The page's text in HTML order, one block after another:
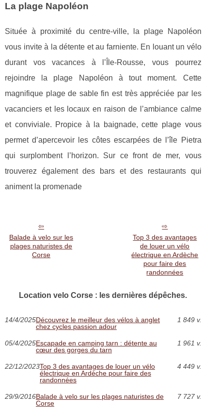
La plage Napoléon
Située à proximité du centre-ville, la plage Napoléon
vous invite à la détente et au farniente. En louant un vélo
durant vos vacances à l’Île-Rousse, vous pourrez
rejoindre la plage Napoléon à tout moment. Cette
magnifique plage de sable fin est très appréciée par les
vacanciers et les locaux en raison de l’ambiance calme
et conviviale. Propice à la baignade, cette plage vous
permet d’apercevoir les côtes escarpées de l’île Pietra
qui surplombent l’horizon. Sur ce front de mer, vous
trouverez également des bars et des restaurants qui
animent la promenade
Balade à velo sur les
plages naturistes de
Corse
Top 3 des avantages
de louer un vélo
électrique en Ardèche
pour faire des
randonnées
Location velo Corse : les dernières dépêches.
14/4/2025Découvrez le meilleur des vélos à anglet
chez cycles passion adour
1 849 v.
05/4/2025Escapade en camping tarn : détente au
cœur des gorges du tarn
1 961 v.
22/12/2023Top 3 des avantages de louer un vélo
électrique en Ardèche pour faire des
randonnées
4 449 v.
29/9/2016Balade à velo sur les plages naturistes de
Corse
7 727 v.